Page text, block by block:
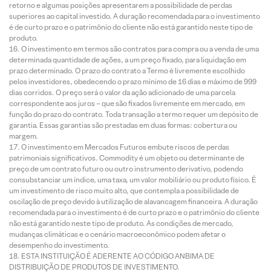
retorno e algumas posições apresentarem a possibilidade de perdas
superiores ao capital investido. A duração recomendada para o investimento
é de curto prazo e o patrimônio do cliente não está garantido neste tipo de
produto.
O investimento em termos são contratos para compra ou a venda de uma
determinada quantidade de ações, a um preço fixado, para liquidação em
prazo determinado. O prazo do contrato a Termo é livremente escolhido
pelos investidores, obedecendo o prazo mínimo de 16 dias e máximo de 999
dias corridos. O preço será o valor da ação adicionado de uma parcela
correspondente aos juros – que são fixados livremente em mercado, em
função do prazo do contrato. Toda transação a termo requer um depósito de
garantia. Essas garantias são prestadas em duas formas: cobertura ou
margem.
O investimento em Mercados Futuros embute riscos de perdas
patrimoniais significativos. Commodity é um objeto ou determinante de
preço de um contrato futuro ou outro instrumento derivativo, podendo
consubstanciar um índice, uma taxa, um valor mobiliário ou produto físico. É
um investimento de risco muito alto, que contempla a possibilidade de
oscilação de preço devido à utilização de alavancagem financeira. A duração
recomendada para o investimento é de curto prazo e o patrimônio do cliente
não está garantido neste tipo de produto. As condições de mercado,
mudanças climáticas e o cenário macroeconômico podem afetar o
desempenho do investimento.
ESTA INSTITUIÇÃO É ADERENTE AO CÓDIGO ANBIMA DE
DISTRIBUIÇÃO DE PRODUTOS DE INVESTIMENTO.